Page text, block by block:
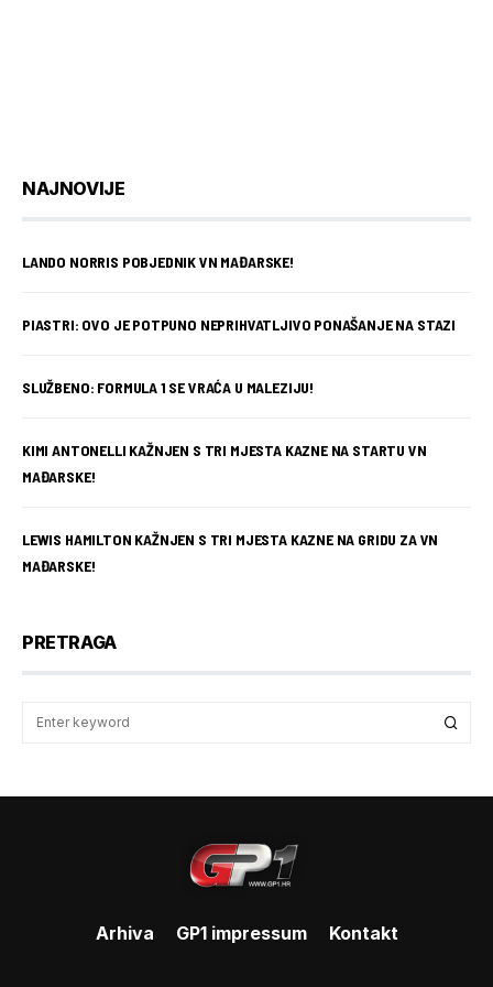
NAJNOVIJE
LANDO NORRIS POBJEDNIK VN MAĐARSKE!
PIASTRI: OVO JE POTPUNO NEPRIHVATLJIVO PONAŠANJE NA STAZI
SLUŽBENO: FORMULA 1 SE VRAĆA U MALEZIJU!
KIMI ANTONELLI KAŽNJEN S TRI MJESTA KAZNE NA STARTU VN
MAĐARSKE!
LEWIS HAMILTON KAŽNJEN S TRI MJESTA KAZNE NA GRIDU ZA VN
MAĐARSKE!
PRETRAGA
Arhiva GP1 impressum Kontakt